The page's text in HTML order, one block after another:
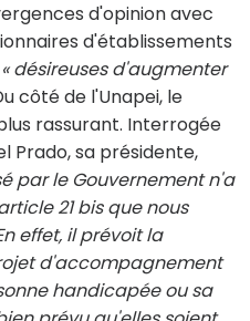
d'opinion avec
d'établissements
« désireuses d'augmenter
côté de l'Unapei, le
rassurant. Interrogée
Prado, sa présidente,
par le Gouvernement n'a
21 bis que nous
effet, il prévoit la
d'accompagnement
handicapée ou sa